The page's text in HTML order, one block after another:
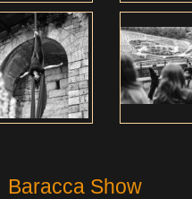
Baracca Show